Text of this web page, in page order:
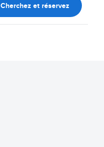
Cherchez et réservez